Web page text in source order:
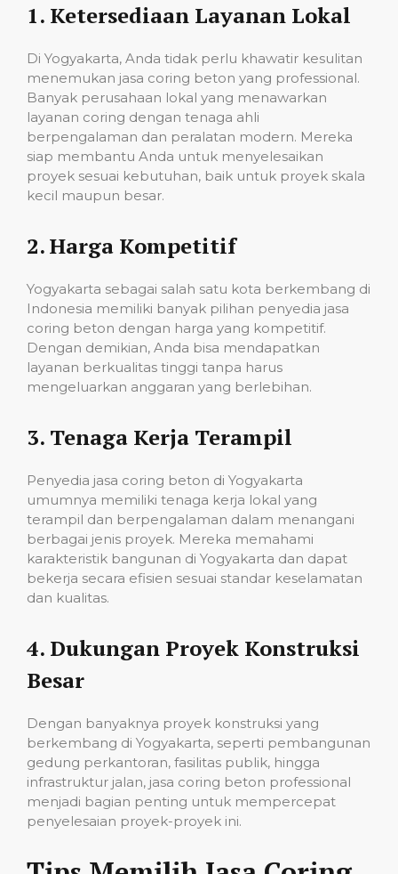
1. Ketersediaan Layanan Lokal
Di Yogyakarta, Anda tidak perlu khawatir kesulitan
menemukan jasa coring beton yang professional.
Banyak perusahaan lokal yang menawarkan
layanan coring dengan tenaga ahli
berpengalaman dan peralatan modern. Mereka
siap membantu Anda untuk menyelesaikan
proyek sesuai kebutuhan, baik untuk proyek skala
kecil maupun besar.
2.Harga Kompetitif
Yogyakarta sebagai salah satu kota berkembang di
Indonesia memiliki banyak pilihan penyedia jasa
coring beton dengan harga yang kompetitif.
Dengan demikian, Anda bisa mendapatkan
layanan berkualitas tinggi tanpa harus
mengeluarkan anggaran yang berlebihan.
3. Tenaga Kerja Terampil
Penyedia jasa coring beton di Yogyakarta
umumnya memiliki tenaga kerja lokal yang
terampil dan berpengalaman dalam menangani
berbagai jenis proyek. Mereka memahami
karakteristik bangunan di Yogyakarta dan dapat
bekerja secara efisien sesuai standar keselamatan
dan kualitas.
4. Dukungan Proyek Konstruksi
Besar
Dengan banyaknya proyek konstruksi yang
berkembang di Yogyakarta, seperti pembangunan
gedung perkantoran, fasilitas publik, hingga
infrastruktur jalan, jasa coring beton professional
menjadi bagian penting untuk mempercepat
penyelesaian proyek-proyek ini.